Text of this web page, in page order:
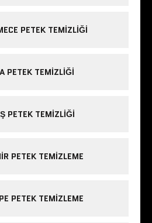
PETEK TEMIZLIĞI
PETEK TEMIZLIĞI
PETEK TEMIZLIĞI
PETEK TEMIZLEME
PETEK TEMIZLEME